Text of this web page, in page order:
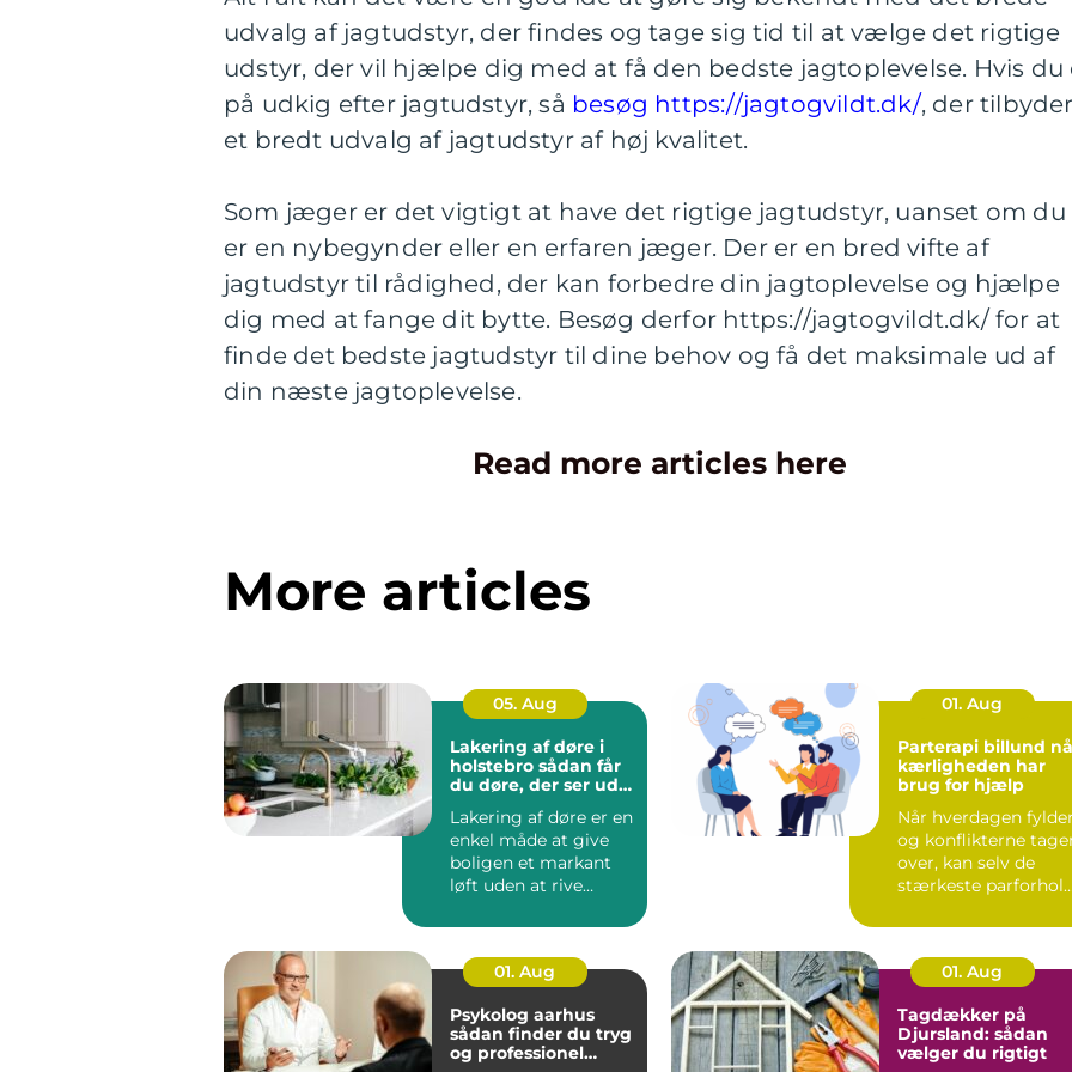
udvalg af jagtudstyr, der findes og tage sig tid til at vælge det rigtige
udstyr, der vil hjælpe dig med at få den bedste jagtoplevelse. Hvis du
på udkig efter jagtudstyr, så besøg https://jagtogvildt.dk/, der
et bredt udvalg af jagtudstyr af høj kvalitet.
Som jæger er det vigtigt at have det rigtige jagtudstyr, uanset om du
er en nybegynder eller en erfaren jæger. Der er en bred vifte af
jagtudstyr til rådighed, der kan forbedre din jagtoplevelse og hjælpe
dig med at fange dit bytte. Besøg derfor https://jagtogvildt.dk/ for at
finde det bedste jagtudstyr til dine behov og få det maksimale ud af
din næste jagtoplevelse.
Read more articles here
More articles
05. Aug
Lakering af døre i
holstebro sådan får
du døre, der ser ud
Lakering af døre er en
enkel måde at give
boligen et markant
løft uden at rive
...
01. Aug
Parterapi billund når
kærligheden har
brug for hjælp
Når hverdagen
og konflikterne
over, kan selv de
stærkeste
01. Aug
Psykolog aarhus
sådan finder du tryg
og professionel
01. Aug
Tagdækker på
Djursland: sådan
vælger du rigtigt